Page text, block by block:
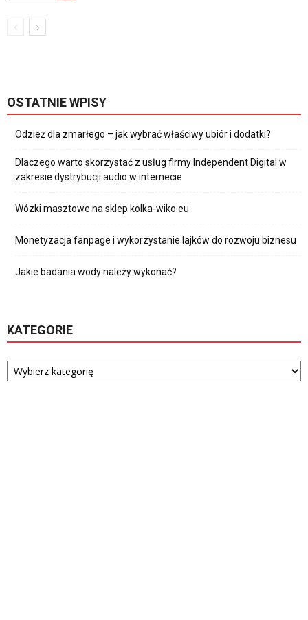
OSTATNIE WPISY
Odzież dla zmarłego – jak wybrać właściwy ubiór i dodatki?
Dlaczego warto skorzystać z usług firmy Independent Digital w
zakresie dystrybucji audio w internecie
Wózki masztowe na sklep.kolka-wiko.eu
Monetyzacja fanpage i wykorzystanie lajków do rozwoju biznesu
Jakie badania wody należy wykonać?
KATEGORIE
Kategorie